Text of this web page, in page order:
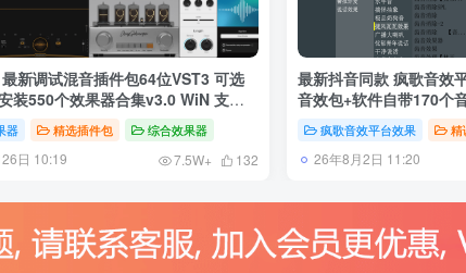
新调试混音插件包64位VST3 可选
装550个效果器合集v3.0 WiN 支持
器 精选插件包 综合效果器
日 10:19 7.5W+ 132
最新抖音同款 疯歌音效
音效包+软件自带170个
教程全套
疯歌音效平台效果 精
26年8月2日 11:20